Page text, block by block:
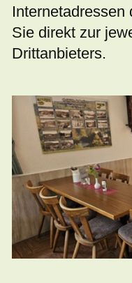
Internetadressen
Sie direkt zur
Drittanbieters.